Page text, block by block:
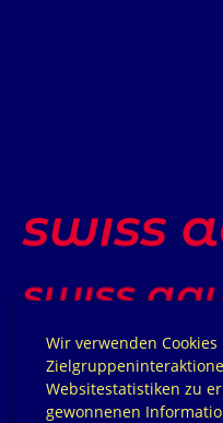
Wir verwenden
Websitestatistiken zu
gewonnenen